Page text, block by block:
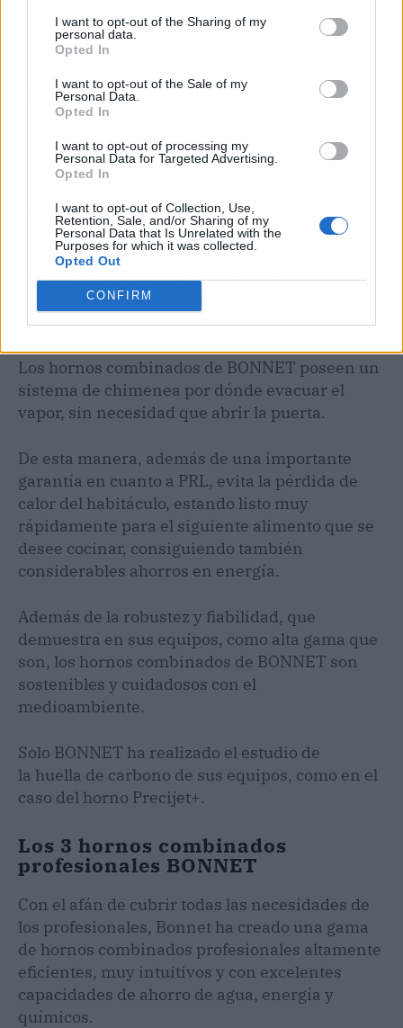
I want to opt-out of the Sharing of my
personal data.
Opted In
I want to opt-out of the Sale of my
Personal Data.
Opted In
I want to opt-out of processing my
Personal Data for Targeted Advertising.
Opted In
I want to opt-out of Collection, Use,
Retention, Sale, and/or Sharing of my
Personal Data that Is Unrelated with the
Purposes for which it was collected.
Opted Out
CONFIRM
Existen dos sistemas de producir vapor al
habitáculo del horno, por inyección directa o
sistema.
BONNET incluye los dos sistemas en sus
hornos, logrando un importante ahorro en agua
y en energía, además de un control riguroso de
las temperaturas.
Este control de la temperatura, consigue,
además, el acabado perfecto que los
profesionales de las cocinas desean dar al
alimento y que muy pocos hornos logran.
Los hornos combinados de BONNET poseen un
sistema de chimenea por dónde evacuar el
vapor, sin necesidad que abrir la puerta.
De esta manera, además de una importante
garantía en cuanto a PRL, evita la pérdida de
calor del habitáculo, estando listo muy
rápidamente para el siguiente alimento que se
desee cocinar, consiguiendo también
considerables ahorros en energía.
Además de la robustez y fiabilidad, que
demuestra en sus equipos, como alta gama que
son, los hornos combinados de BONNET son
sostenibles y cuidadosos con el
medioambiente.
Solo BONNET ha realizado el estudio de
la huella de carbono de sus equipos, como en el
caso del horno Precijet+.
Los 3 hornos combinados
profesionales BONNET
Con el afán de cubrir todas las necesidades de
los profesionales, Bonnet ha creado una gama
de hornos combinados profesionales altamente
eficientes, muy intuitivos y con excelentes
capacidades de ahorro de agua, energía y
químicos.